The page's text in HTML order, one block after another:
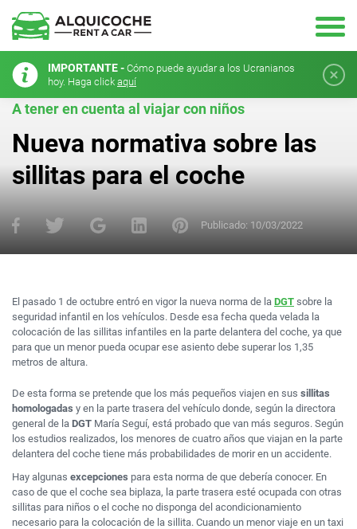
IMPORTANTE - Cómo puede ayudar a los Ucranianos
hoy. Haga click aquí
A tener en cuenta al viajar con niños
Nueva normativa sobre las
sillitas para el coche
Publicado: 10/03/2022
El pasado 1 de octubre entró en vigor la nueva norma de la DGT sobre la
seguridad infantil en los vehículos. Desde esa fecha queda velada la
colocación de las sillitas infantiles en la parte delantera del coche, ya que
para que un menor pueda ocupar ese asiento debe superar los 1,35
metros de altura.
De esta forma se pretende que los más pequeños viajen en sus sillitas
homologadas y en la parte trasera del vehículo donde, según la directora
general de la DGT María Seguí, está probado que van más seguros. Según
los estudios realizados, los menores de cuatro años que viajan en la parte
delantera del coche tiene más probabilidades de morir en un accidente.
Hay algunas excepciones para esta norma de que debería conocer. En
caso de que el coche sea biplaza, la parte trasera esté ocupada con otras
sillitas para niños o el coche no disponga del acondicionamiento
necesario para la colocación de la sillita. Cuando un menor viaje en un taxi